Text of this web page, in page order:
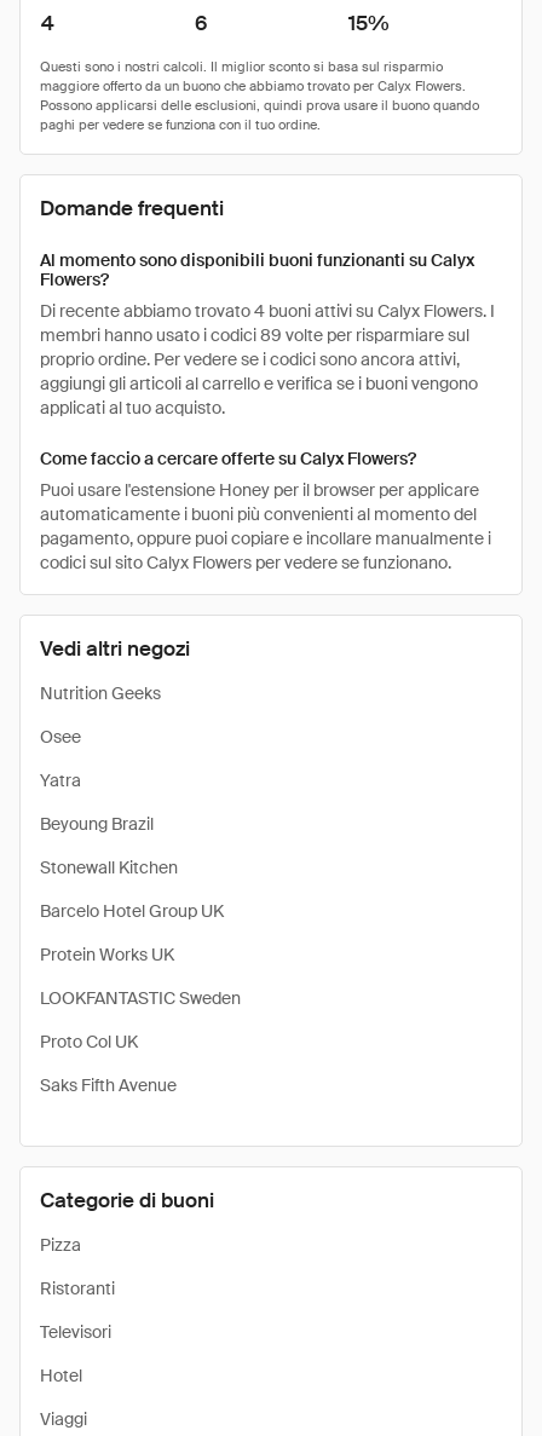
Vedi altri negozi
Nutrition Geeks
Osee
Yatra
Beyoung Brazil
Stonewall Kitchen
Barcelo Hotel Group UK
Protein Works UK
LOOKFANTASTIC Sweden
Proto Col UK
Saks Fifth Avenue
Categorie di buoni
Pizza
Ristoranti
Televisori
Hotel
Viaggi
4 6 15%
Domande frequenti
Al momento sono disponibili buoni funzionanti su Calyx
Flowers?
Di recente abbiamo trovato 4 buoni attivi su Calyx Flowers. I
membri hanno usato i codici 89 volte per risparmiare sul
proprio ordine. Per vedere se i codici sono ancora attivi,
aggiungi gli articoli al carrello e verifica se i buoni vengono
applicati al tuo acquisto.
Come faccio a cercare offerte su Calyx Flowers?
Puoi usare l'estensione Honey per il browser per applicare
automaticamente i buoni più convenienti al momento del
pagamento, oppure puoi copiare e incollare manualmente i
codici sul sito Calyx Flowers per vedere se funzionano.